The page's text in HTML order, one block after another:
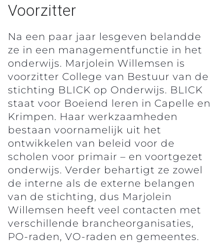
Voorzitter
Na een paar jaar lesgeven belandde
ze in een managementfunctie in het
onderwijs. Marjolein Willemsen is
voorzitter College van Bestuur van de
stichting BLICK op Onderwijs. BLICK
staat voor Boeiend leren in Capelle en
Krimpen. Haar werkzaamheden
bestaan voornamelijk uit het
ontwikkelen van beleid voor de
scholen voor primair – en voortgezet
onderwijs. Verder behartigt ze zowel
de interne als de externe belangen
van de stichting, dus Marjolein
Willemsen heeft veel contacten met
verschillende brancheorganisaties,
PO-raden, VO-raden en gemeentes.